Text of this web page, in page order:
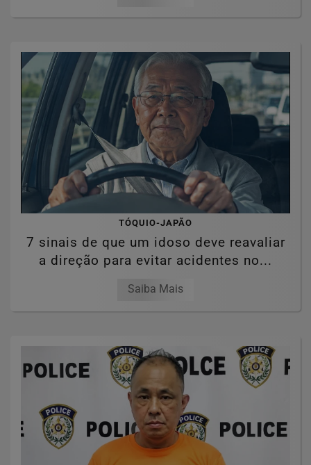
TÓQUIO-JAPÃO
7 sinais de que um idoso deve reavaliar
a direção para evitar acidentes no...
Saiba Mais